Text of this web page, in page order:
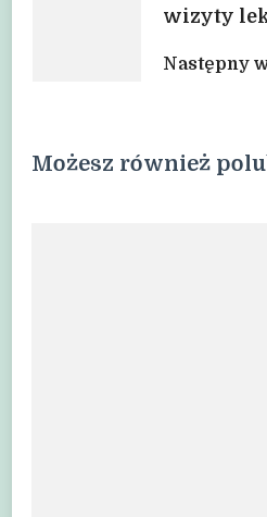
wizyty
Następny
Możesz również